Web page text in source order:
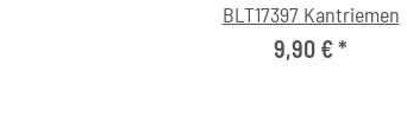
BLT17397 Kantriemen
9,90 €*